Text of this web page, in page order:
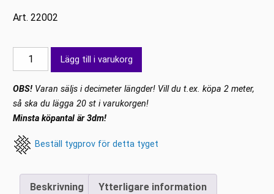
Art. 22002
Stretch
satin
Vit
mängd
Lägg till i varukorg
OBS! Varan säljs i decimeter längder! Vill du t.ex. köpa 2 meter,
så ska du lägga 20 st i varukorgen!
Minsta köpantal är 3dm!
Beställ tygprov för detta tyget
Beskrivning Ytterligare information